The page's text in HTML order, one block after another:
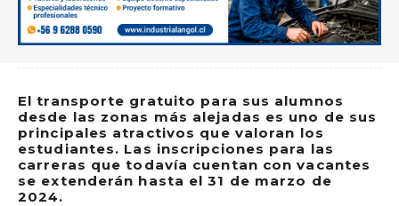
El transporte gratuito para sus alumnos
desde las zonas más alejadas es uno de sus
principales atractivos que valoran los
estudiantes. Las inscripciones para las
carreras que todavía cuentan con vacantes
se extenderán hasta el 31 de marzo de
2024.